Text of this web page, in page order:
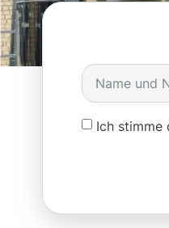
Ich stimme